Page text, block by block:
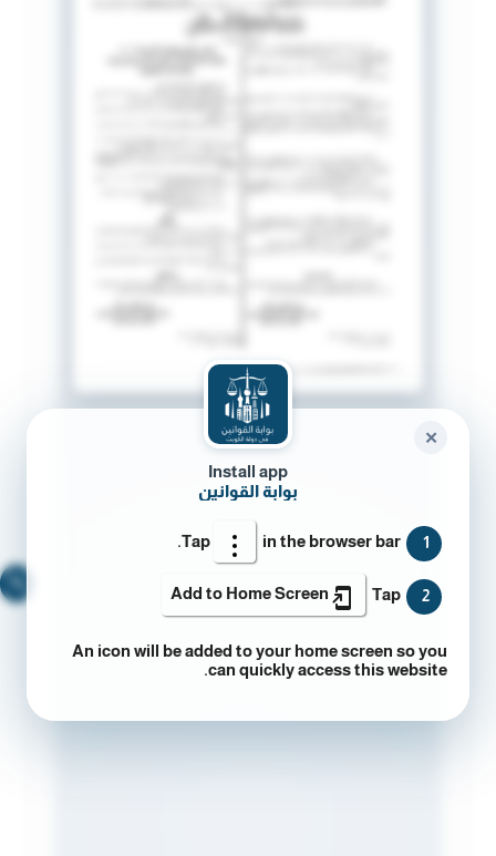
Install app
بوابة القوانين
1
Tap in the browser bar.
2
Tap
Add to Home Screen
An icon will be added to your home screen so you
can quickly access this website.
✕